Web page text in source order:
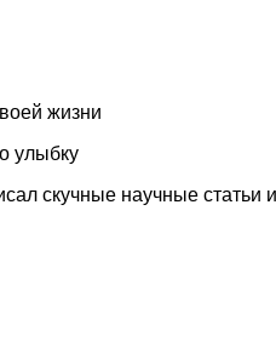
жизни
улыбку
скучные научные статьи